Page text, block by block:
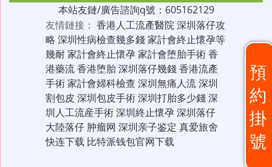
預
約
掛
號
本站友鏈/廣告諮詢q號：605162129
友情鏈接： 香港人工流產醫院深圳落仔攻
略 深圳性病檢查幾多錢家計會終止懷孕等
幾耐家計會終止懷孕家計會堕胎手術香
港藥流香港堕胎深圳落仔幾錢香港流產
手術家計會婦科檢查 深圳無痛人流深圳
割包皮 深圳包皮手術深圳打胎多少錢深
圳人工流産手術深圳終止懷孕深圳落仔
大陸落仔 肿瘤网 深圳亲子鉴定 真爱旅舍
快连下载 比特派钱包官网下载